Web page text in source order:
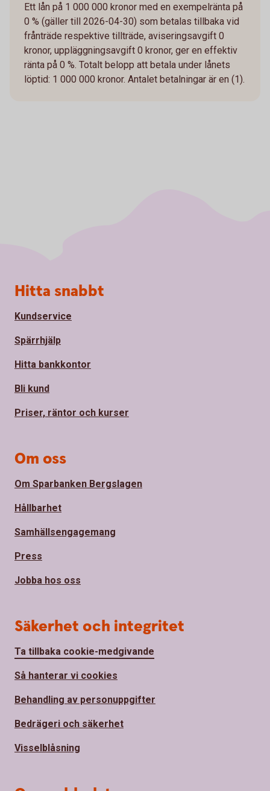
Ett lån på 1 000 000 kronor med en exempelränta på
0 % (gäller till 2026-04-30) som betalas tillbaka vid
frånträde respektive tillträde, aviseringsavgift 0
kronor, uppläggningsavgift 0 kronor, ger en effektiv
ränta på 0 %. Totalt belopp att betala under lånets
löptid: 1 000 000 kronor. Antalet betalningar är en (1).
Sidfot
Hitta snabbt
Kundservice
Spärrhjälp
Hitta bankkontor
Bli kund
Priser, räntor och kurser
Om oss
Om Sparbanken Bergslagen
Hållbarhet
Samhällsengagemang
Press
Jobba hos oss
Säkerhet och integritet
Ta tillbaka cookie-medgivande
Så hanterar vi cookies
Behandling av personuppgifter
Bedrägeri och säkerhet
Visselblåsning